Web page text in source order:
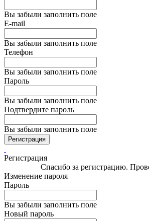
Вы забыли заполнить поле
E-mail
Вы забыли заполнить поле
Телефон
Вы забыли заполнить поле
Пароль
Вы забыли заполнить поле
Подтвердите пароль
Вы забыли заполнить поле
Регистрация
Регистрация
Спасибо за регистрацию.
Изменение пароля
Пароль
Вы забыли заполнить поле
Новый пароль